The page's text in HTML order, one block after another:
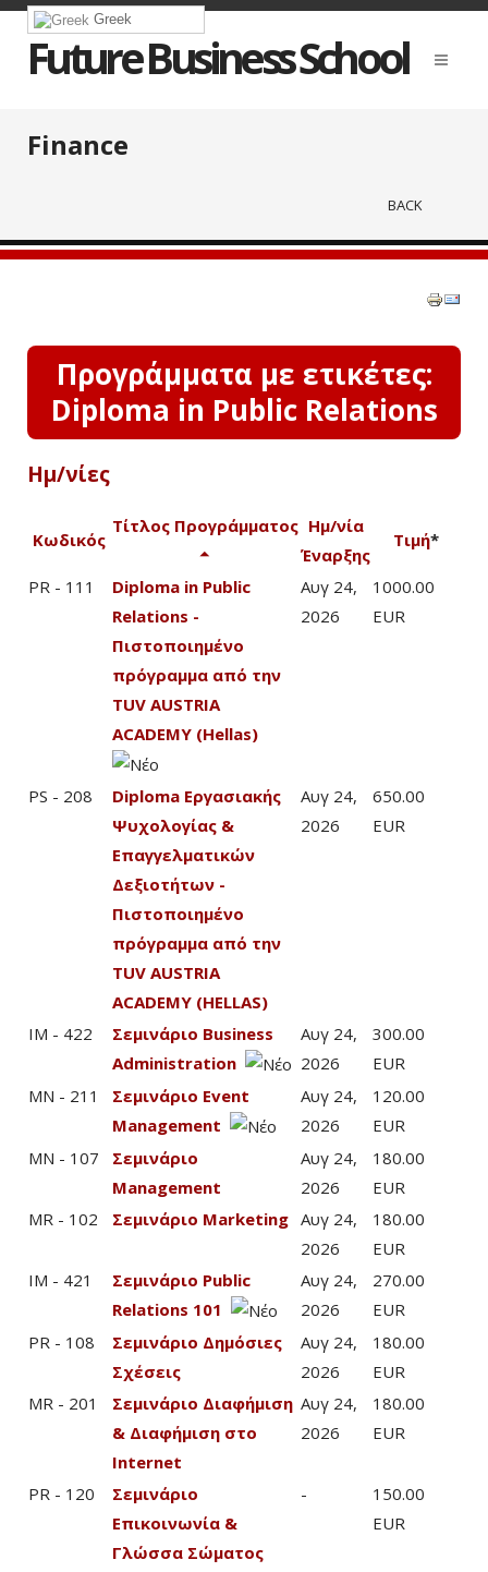
Greek
Future Business School
Finance
BACK
Προγράμματα με ετικέτες:
Diploma in Public Relations
Ημ/νίες
Κωδικός
Τίτλος Προγράμματος Ημ/νία
Έναρξης
Τιμή*
PR - 111
Diploma in Public
Relations -
Πιστοποιημένο
πρόγραμμα από την
TUV AUSTRIA
ACADEMY (Hellas)
Αυγ 24,
2026
1000.00
EUR
PS - 208
Diploma Εργασιακής
Ψυχολογίας &
Επαγγελματικών
Δεξιοτήτων -
Πιστοποιημένο
πρόγραμμα από την
TUV AUSTRIA
ACADEMY (HELLAS)
Αυγ 24,
2026
650.00
EUR
IM - 422
Σεμινάριο Business
Administration
Αυγ 24,
2026
300.00
EUR
MN - 211
Σεμινάριο Event
Management
Αυγ 24,
2026
120.00
EUR
MN - 107
Σεμινάριο
Management
Αυγ 24,
2026
180.00
EUR
MR - 102
Σεμινάριο Marketing Αυγ 24,
2026
180.00
EUR
IM - 421
Σεμινάριο Public
Relations 101
Αυγ 24,
2026
270.00
EUR
PR - 108
Σεμινάριο Δημόσιες
Σχέσεις
Αυγ 24,
2026
180.00
EUR
MR - 201
Σεμινάριο Διαφήμιση
& Διαφήμιση στο
Internet
Αυγ 24,
2026
180.00
EUR
PR - 120
Σεμινάριο
Επικοινωνία &
Γλώσσα Σώματος
-
150.00
EUR